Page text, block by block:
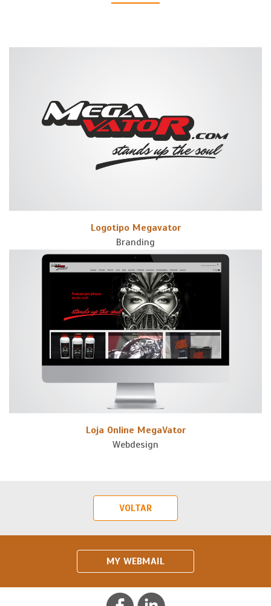
Logotipo Megavator
Branding
Loja Online MegaVator
Webdesign
VOLTAR
MY WEBMAIL